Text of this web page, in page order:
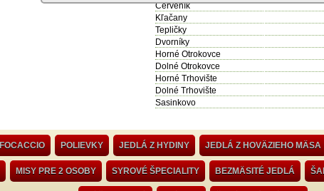
Červeník
Kľačany
Tepličky
Dvorníky
Horné Otrokovce
Dolné Otrokovce
Horné Trhovište
Dolné Trhovište
Sasinkovo
POLIEVKY JEDLÁ Z HYDINY JEDLÁ Z HOVÄZIEHO MÄSA
MISY PRE 2 OSOBY SYROVÉ ŠPECIALITY BEZMÄSITÉ JEDLÁ